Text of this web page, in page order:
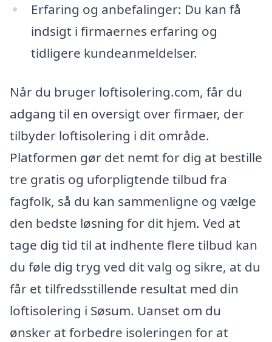
Erfaring og anbefalinger: Du kan få
indsigt i firmaernes erfaring og
tidligere kundeanmeldelser.
Når du bruger loftisolering.com, får du
adgang til en oversigt over firmaer, der
tilbyder loftisolering i dit område.
Platformen gør det nemt for dig at bestille
tre gratis og uforpligtende tilbud fra
fagfolk, så du kan sammenligne og vælge
den bedste løsning for dit hjem. Ved at
tage dig tid til at indhente flere tilbud kan
du føle dig tryg ved dit valg og sikre, at du
får et tilfredsstillende resultat med din
loftisolering i Søsum. Uanset om du
ønsker at forbedre isoleringen for at